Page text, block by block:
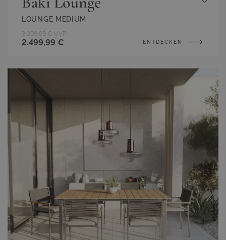
LOUNGE MEDIUM
2.499,99 €
3.099,99 € UVP
ENTDECKEN